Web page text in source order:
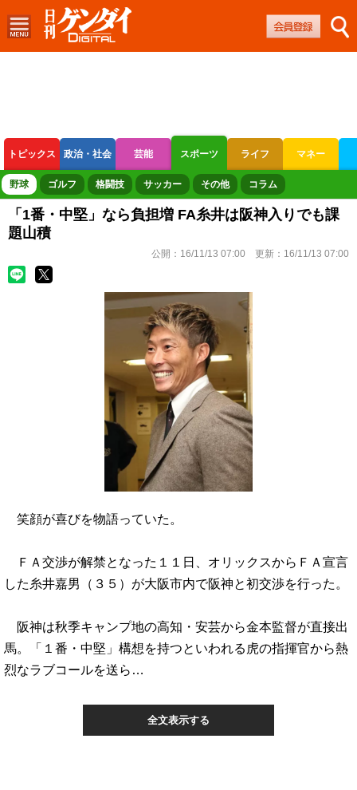
トピックス 政治・社会 芸能 スポーツ ライフ マネー
ボートレース 競輪 オートレース
野球 ゴルフ 格闘技 サッカー その他 コラム
「1番・中堅」なら負担増 FA糸井は阪神入りでも課
題山積
公開： 16/11/13 07:00 更新： 16/11/13 07:00
笑顔が喜びを物語っていた。
ＦＡ交渉が解禁となった１１日、オリックスからＦＡ宣言
した糸井嘉男（３５）が大阪市内で阪神と初交渉を行った。
阪神は秋季キャンプ地の高知・安芸から金本監督が直接出
馬。「１番・中堅」構想を持つといわれる虎の指揮官から熱
烈なラブコールを送ら…
全文表示する